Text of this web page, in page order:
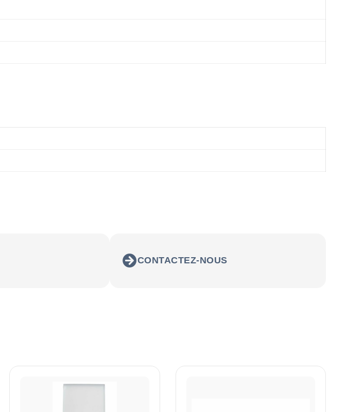
CONTACTEZ-NOUS